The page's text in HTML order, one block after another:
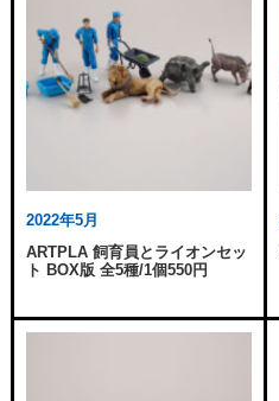
2022年5月
ARTPLA 飼育員とライオンセッ
ト BOX版 全5種/1個550円